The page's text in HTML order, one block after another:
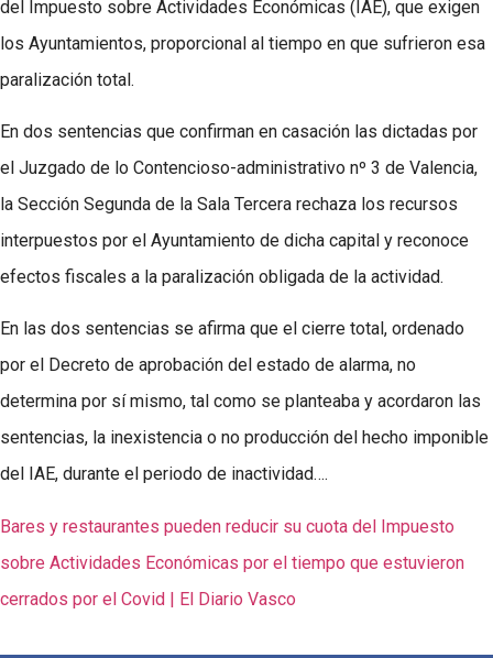
del Impuesto sobre Actividades Económicas (IAE), que exigen
los Ayuntamientos, proporcional al tiempo en que sufrieron esa
paralización total.
En dos sentencias que confirman en casación las dictadas por
el Juzgado de lo Contencioso-administrativo nº 3 de Valencia,
la Sección Segunda de la Sala Tercera rechaza los recursos
interpuestos por el Ayuntamiento de dicha capital y reconoce
efectos fiscales a la paralización obligada de la actividad.
En las dos sentencias se afirma que el cierre total, ordenado
por el Decreto de aprobación del estado de alarma, no
determina por sí mismo, tal como se planteaba y acordaron las
sentencias, la inexistencia o no producción del hecho imponible
del IAE, durante el periodo de inactividad….
Bares y restaurantes pueden reducir su cuota del Impuesto
sobre Actividades Económicas por el tiempo que estuvieron
cerrados por el Covid | El Diario Vasco